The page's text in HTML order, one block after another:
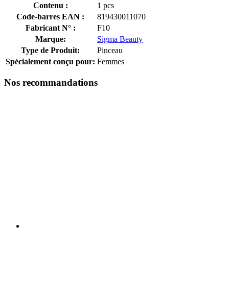
Contenu :
1 pcs
Code-barres EAN :
819430011070
Fabricant N° :
F10
Marque:
Sigma Beauty
Type de Produit:
Pinceau
Spécialement conçu pour: Femmes
Nos recommandations